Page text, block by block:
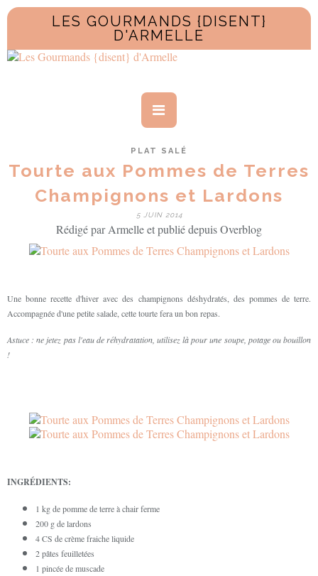
LES GOURMANDS {DISENT}
D'ARMELLE
PLAT SALÉ
Tourte aux Pommes de Terres
Champignons et Lardons
5 JUIN 2014
Rédigé par Armelle et publié depuis Overblog
Une bonne recette d'hiver avec des champignons déshydratés, des pommes de terre.
Accompagnée d'une petite salade, cette tourte fera un bon repas.
Astuce : ne jetez pas l'eau de réhydratation, utilisez là pour une soupe, potage ou bouillon
!
INGRÉDIENTS:
1 kg de pomme de terre à chair ferme
200 g de lardons
4 CS de crème fraiche liquide
2 pâtes feuilletées
1 pincée de muscade